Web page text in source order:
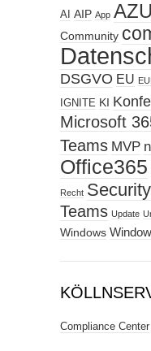
AI AIP App
Community
DSGVO EU
IGNITE KI
Microsoft
Teams MVP
Office365
Recht Security
Teams Update
Windows
Compliance Center